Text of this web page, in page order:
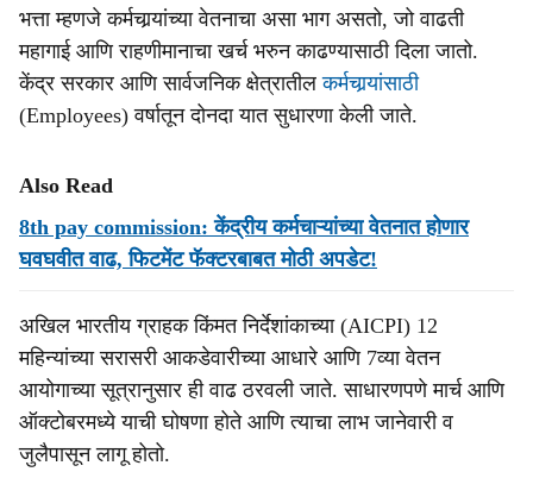
भत्ता म्हणजे कर्मचार्‍यांच्या वेतनाचा असा भाग असतो, जो वाढती
महागाई आणि राहणीमानाचा खर्च भरुन काढण्यासाठी दिला जातो.
केंद्र सरकार आणि सार्वजनिक क्षेत्रातीलकर्मचार्‍यांसाठी
(Employees) वर्षातून दोनदा यात सुधारणा केली जाते.
Also Read
8th pay commission: केंद्रीय कर्मचाऱ्यांच्या वेतनात होणार
घवघवीत वाढ, फिटमेंट फॅक्टरबाबत मोठी अपडेट!
अखिल भारतीय ग्राहक किंमत निर्देशांकाच्या (AICPI) 12
महिन्यांच्या सरासरी आकडेवारीच्या आधारे आणि 7व्या वेतन
आयोगाच्या सूत्रानुसार ही वाढ ठरवली जाते. साधारणपणे मार्च आणि
ऑक्टोबरमध्ये याची घोषणा होते आणि त्याचा लाभ जानेवारी व
जुलैपासून लागू होतो.